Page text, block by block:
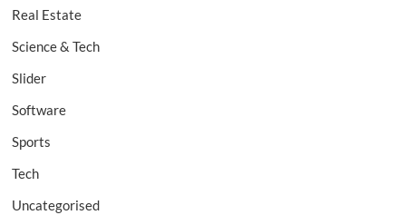
Real Estate
Science & Tech
Slider
Software
Sports
Tech
Uncategorised